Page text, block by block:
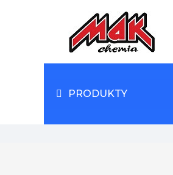
PRODUKTY